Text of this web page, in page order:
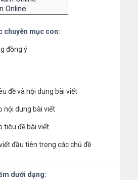
chuyên mục con:
đồng ý
đề và nội dung bài viết
nội dung bài viết
tiêu đề bài viết
đầu tiên trong các chủ đề
dưới dạng: